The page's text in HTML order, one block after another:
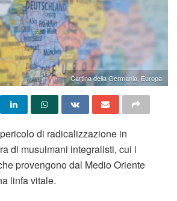
Cartina della Germania, Europa
di radicalizzazione in
di musulmani integralisti, cui i
provengono dal Medio Oriente
linfa vitale.